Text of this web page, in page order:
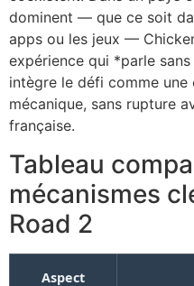
dominent — que ce soit
apps ou les jeux —
expérience qui *parle sans
intègre le défi comme
mécanique, sans rupture
française.
Tableau
mécanismes
Road 2
Aspect